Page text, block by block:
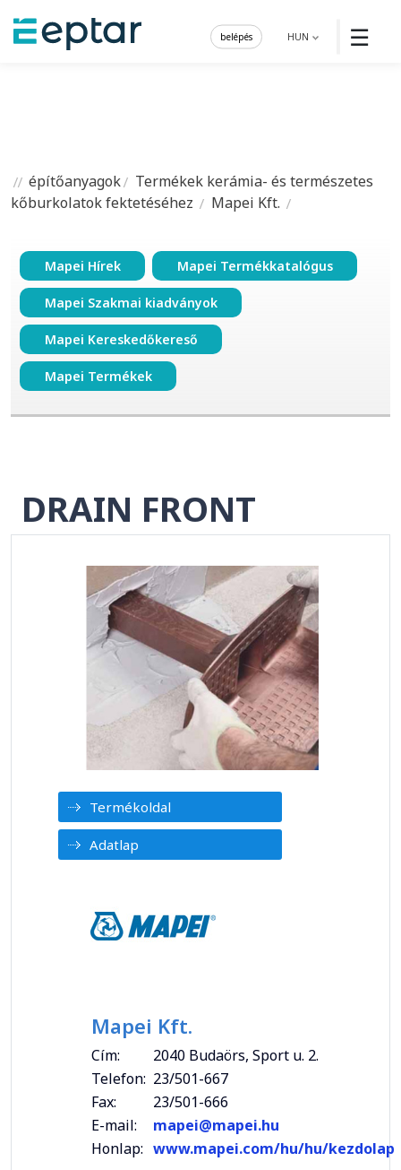
☰
HUN
belépés
építőanyagok
Termékek kerámia- és természetes
kőburkolatok fektetéséhez
Mapei Kft.
Mapei Hírek Mapei Termékkatalógus
Mapei Szakmai kiadványok
Mapei Kereskedőkereső
Mapei Termékek
DRAIN FRONT
Termékoldal
Adatlap
Mapei Kft.
Cím:
2040 Budaörs, Sport u. 2.
Telefon: 23/501-667
Fax:
23/501-666
E-mail:
mapei@mapei.hu
Honlap: www.mapei.com/hu/hu/kezdolap